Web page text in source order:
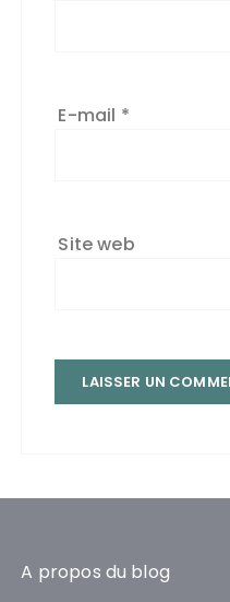
E-mail *
Site web
A propos du blog